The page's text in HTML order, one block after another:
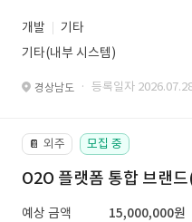
개발
기타
기타(내부 시스템)
경상남도 · 등록일자
📔 외주 모집 중
O2O 플랫폼 통합 브랜
예상 금액
15,000,000원